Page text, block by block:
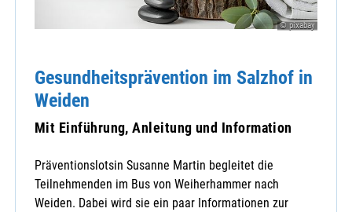
© pixabay
Gesundheitsprävention im Salzhof in
Weiden
Mit Einführung, Anleitung und Information
Präventionslotsin Susanne Martin begleitet die
Teilnehmenden im Bus von Weiherhammer nach
Weiden. Dabei wird sie ein paar Informationen zur